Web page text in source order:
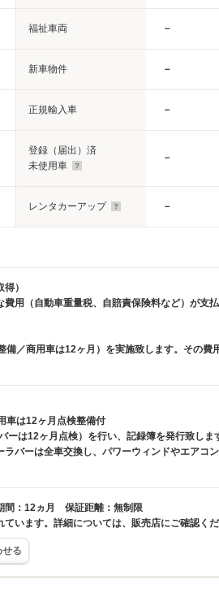
福祉車両 －
新車物件 －
正規輸入車 －
登録（届出）済
未使用車
－
レンタカーアップ －
）
費用（自動車重量税、自賠責保険料など）が支
備／商用車は12ヶ月）を実施致します。その費
車は12ヶ月点検整備付
ーは12ヶ月点検）を行い、記録簿を発行致しま
バーは全車交換し、パワーウィンドやエアコ
間：12ヵ月 保証距離：無制限
います。詳細については、販売店にご確認くだ
る